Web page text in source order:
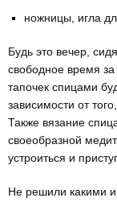
ножницы, игла
Будь это вечер,
свободное время
тапочек спицами
зависимости от
Также вязание
своеобразной
устроиться и
Не решили какими